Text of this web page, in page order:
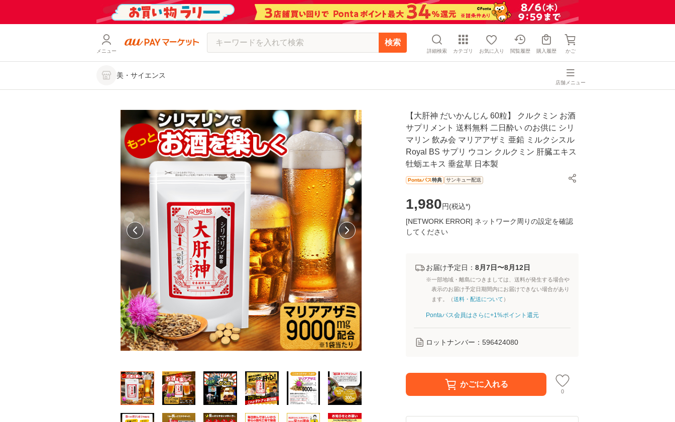
メニュー
検索
詳細検索 カテゴリ お気に入り 閲覧履歴 購入履歴 かご
美・サイエンス
店舗メニュー
【大肝神 だいかんじん 60粒】 クルクミン お酒
サプリメント 送料無料 二日酔い のお供に シリ
マリン 飲み会 マリアアザミ 亜鉛 ミルクシスル
Royal BS サプリ ウコン クルクミン 肝臓エキス
牡蛎エキス 垂盆草 日本製
Pontaパス特典 サンキュー配送
1,980円(税込*)
[NETWORK ERROR] ネットワーク周りの設定を確認
してください
お届け予定日： 8月7日〜8月12日
※一部地域・離島につきましては、送料が発生する場合や
表示のお届け予定日期間内にお届けできない場合があり
ます。（送料・配送について ）
Pontaパス会員はさらに+1%ポイント還元
ロットナンバー： 596424080
かごに入れる
0